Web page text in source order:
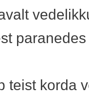
teist korda